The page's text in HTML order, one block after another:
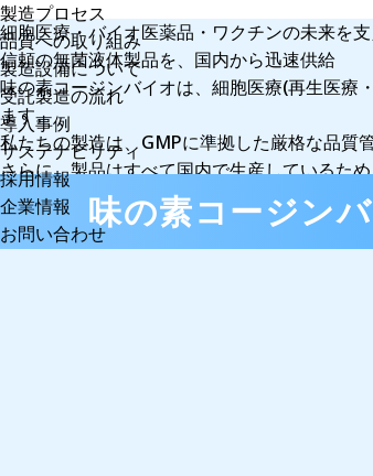
製造プロセス
品質への取り組み
製造設備について
受託製造の流れ
導入事例
サステナビリティ
採用情報
企業情報
お問い合わせ
細胞医療・バイオ医薬品・ ワクチンの未来を
信頼の無菌液体製品を、 国内から迅速供給
味の素コージンバイオは、細胞医療(再生医療
ます。
私たちの製造は、GMPに準拠した厳格な品質
さらに、製品はすべて国内で生産しているた
私たちは、「安心できる品質」と「迅速かつ
味の素コージン